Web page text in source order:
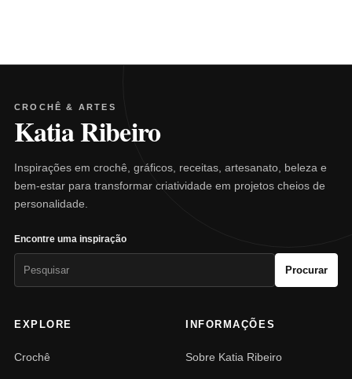
CROCHÊ & ARTES
Katia Ribeiro
Inspirações em crochê, gráficos, receitas, artesanato, beleza e
bem-estar para transformar criatividade em projetos cheios de
personalidade.
Encontre uma inspiração
Procurar
EXPLORE
Crochê
INFORMAÇÕES
Sobre Katia Ribeiro